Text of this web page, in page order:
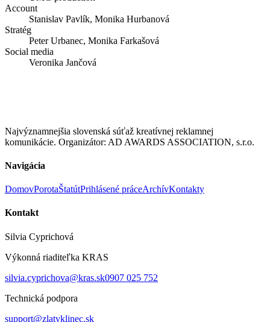
Account
Stanislav Pavlík, Monika Hurbanová
Stratég
Peter Urbanec, Monika Farkašová
Social media
Veronika Jančová
Najvýznamnejšia slovenská súťaž kreatívnej reklamnej
komunikácie. Organizátor: AD AWARDS ASSOCIATION, s.r.o.
Navigácia
DomovPorotaŠtatútPrihlásené práceArchívKontakty
Kontakt
Silvia Cyprichová
Výkonná riaditeľka KRAS
silvia.cyprichova@kras.sk0907 025 752
Technická podpora
support@zlatyklinec.sk